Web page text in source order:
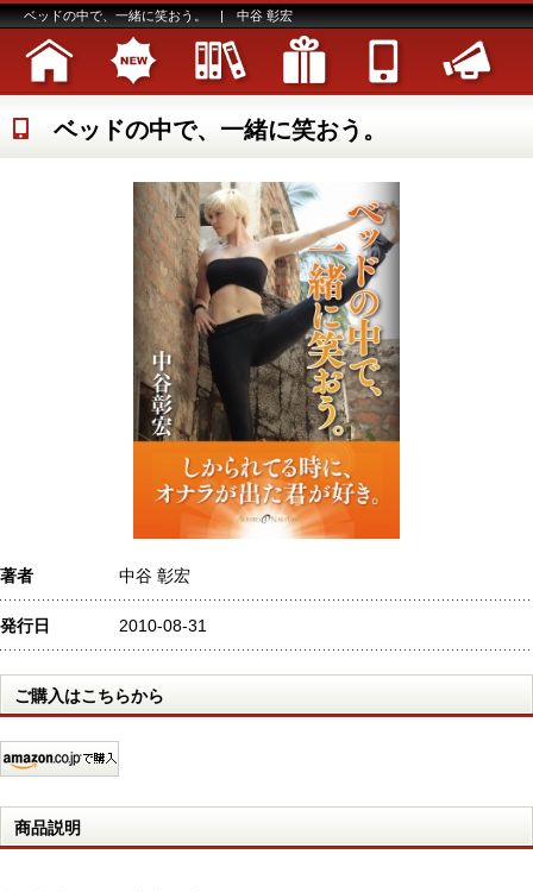
ベッドの中で、一緒に笑おう。 | 中谷 彰宏
ベッドの中で、一緒に笑おう。
著者 中谷 彰宏
発行日 2010-08-31
ご購入はこちらから
商品説明